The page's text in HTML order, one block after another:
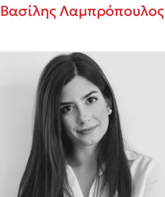
Βασίλης Λαμπρόπουλος